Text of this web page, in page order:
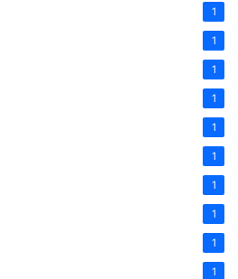
1
1
1
1
1
1
1
1
1
1